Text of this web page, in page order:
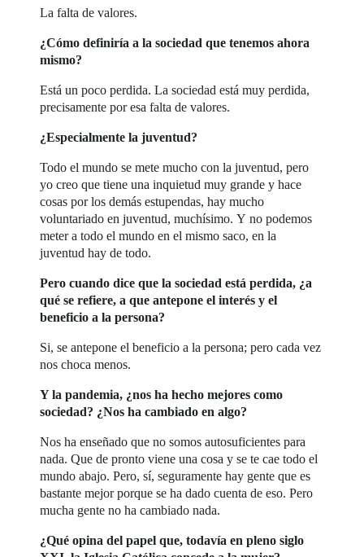
La falta de valores.
¿Cómo definiría a la sociedad que tenemos ahora
mismo?
Está un poco perdida. La sociedad está muy perdida,
precisamente por esa falta de valores.
¿Especialmente la juventud?
Todo el mundo se mete mucho con la juventud, pero
yo creo que tiene una inquietud muy grande y hace
cosas por los demás estupendas, hay mucho
voluntariado en juventud, muchísimo. Y no podemos
meter a todo el mundo en el mismo saco, en la
juventud hay de todo.
Pero cuando dice que la sociedad está perdida, ¿a
qué se refiere, a que antepone el interés y el
beneficio a la persona?
Si, se antepone el beneficio a la persona; pero cada vez
nos choca menos.
Y la pandemia, ¿nos ha hecho mejores como
sociedad? ¿Nos ha cambiado en algo?
Nos ha enseñado que no somos autosuficientes para
nada. Que de pronto viene una cosa y se te cae todo el
mundo abajo. Pero, sí, seguramente hay gente que es
bastante mejor porque se ha dado cuenta de eso. Pero
mucha gente no ha cambiado nada.
¿Qué opina del papel que, todavía en pleno siglo